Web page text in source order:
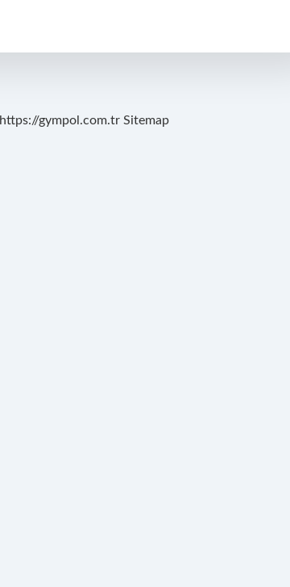
https://gympol.com.tr Sitemap